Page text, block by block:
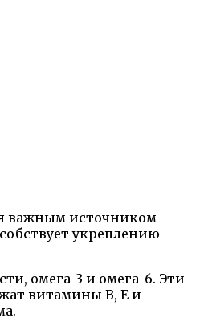
важным источником
укреплению
омега-3 и омега-6. Эти
витамины B, E и